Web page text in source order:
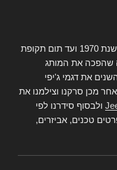
משנת 1970 ועד תום תקופת
שהפכה את המותג
את דגמי ג'יפי
מכן סרקנו וצילמנו את
ולבסוף סידרנו לפי
טכנים, אביזרים,